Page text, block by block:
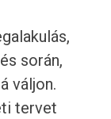
során,
váljon.
tervet